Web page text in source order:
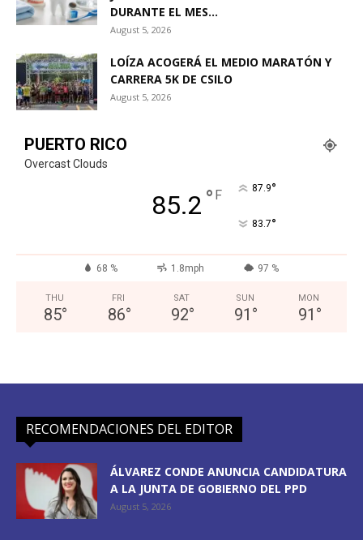
DURANTE EL MES...
August 5, 2026
LOÍZA ACOGERÁ EL MEDIO MARATÓN Y
CARRERA 5K DE CSILO
August 5, 2026
PUERTO RICO
Overcast Clouds
85.2 ° F 87.9°
83.7°
68 % 1.8mph 97 %
THU
85°
FRI
86°
SAT
92°
SUN
91 °
MON
91 °
RECOMENDACIONES DEL EDITOR
ÁLVAREZ CONDE ANUNCIA CANDIDATURA
A LA JUNTA DE GOBIERNO DEL PPD
August 5, 2026